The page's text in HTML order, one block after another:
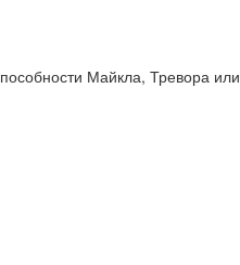
Майкла, Тревора или